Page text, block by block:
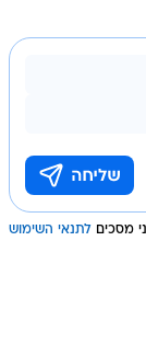
מסכים לתנאי השימוש